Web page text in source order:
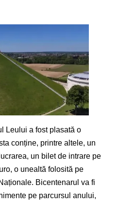
Leului a fost plasată o
conține, printre altele, un
un bilet de intrare pe
o unealtă folosită pe
Bicentenarul va fi
pe parcursul anului,